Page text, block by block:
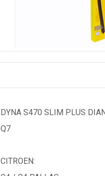
DYNA S470 SLIM PLUS
Q7
CITROEN: